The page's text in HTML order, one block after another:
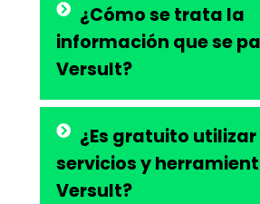
¿Cómo se trata la
información que se
Versult?
¿Es gratuito utilizar
servicios y
Versult?